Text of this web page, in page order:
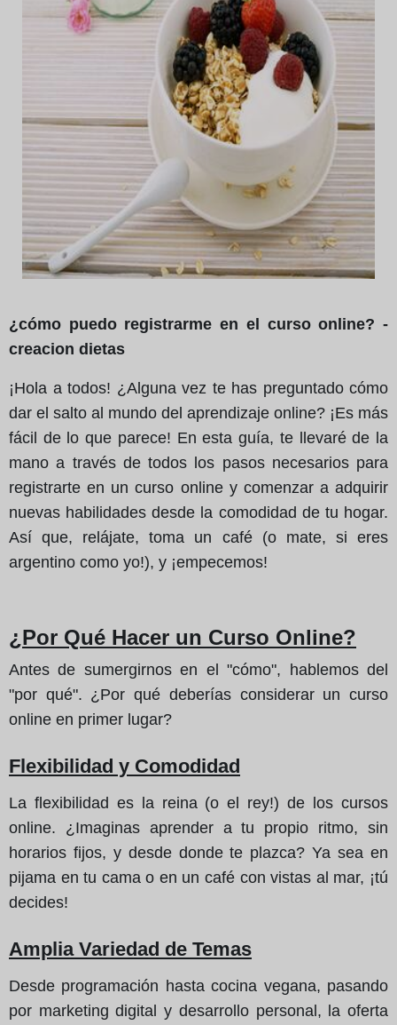
¿cómo puedo registrarme en el curso online? -
creacion dietas
¡Hola a todos! ¿Alguna vez te has preguntado cómo
dar el salto al mundo del aprendizaje online? ¡Es más
fácil de lo que parece! En esta guía, te llevaré de la
mano a través de todos los pasos necesarios para
registrarte en un curso online y comenzar a adquirir
nuevas habilidades desde la comodidad de tu hogar.
Así que, relájate, toma un café (o mate, si eres
argentino como yo!), y ¡empecemos!
¿Por Qué Hacer un Curso Online?
Antes de sumergirnos en el "cómo", hablemos del
"por qué". ¿Por qué deberías considerar un curso
online en primer lugar?
Flexibilidad y Comodidad
La flexibilidad es la reina (o el rey!) de los cursos
online. ¿Imaginas aprender a tu propio ritmo, sin
horarios fijos, y desde donde te plazca? Ya sea en
pijama en tu cama o en un café con vistas al mar, ¡tú
decides!
Amplia Variedad de Temas
Desde programación hasta cocina vegana, pasando
por marketing digital y desarrollo personal, la oferta